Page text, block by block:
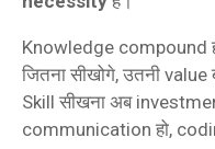
Knowledge compound
जितना सीखोगे, उतनी value
Skill सीखना अब
communication हो,